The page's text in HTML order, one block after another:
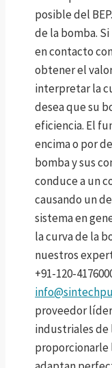
posible del
de la bomba.
en contacto
obtener el
interpretar la
desea que su
eficiencia. El
encima o por
bomba y sus
conduce a un
causando un
sistema en
la curva de la
nuestros
+91-120-
proveedor
industriales de
proporcionarle